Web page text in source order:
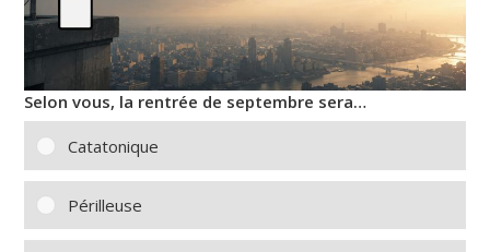
Selon vous, la rentrée de septembre sera…
Catatonique
Périlleuse